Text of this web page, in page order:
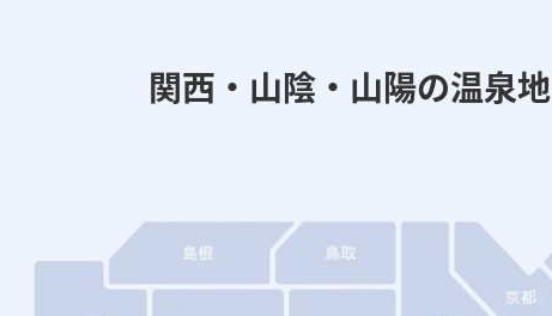
関西・山陰・山陽の温泉地